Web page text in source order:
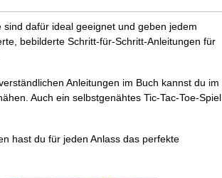
dafür ideal geeignet und geben jedem
bebilderte Schritt-für-Schritt-Anleitungen für
Anleitungen im Buch kannst du im
Auch ein selbstgenähtes Tic-Tac-Toe-Spiel
hast du für jeden Anlass das perfekte